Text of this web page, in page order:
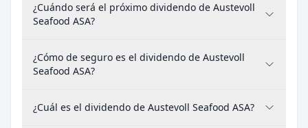
¿Cuándo será el próximo dividendo de Austevoll
Seafood ASA?
¿Cómo de seguro es el dividendo de Austevoll
Seafood ASA?
¿Cuál es el dividendo de Austevoll Seafood ASA?